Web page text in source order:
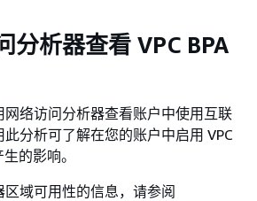
分析器查看 VPC BPA
络访问分析器查看账户中使用互联
分析可了解在您的账户中启用 VPC
的影响。
域可用性的信息，请参阅